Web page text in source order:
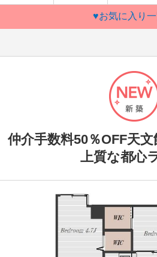
♥お気に入り
仲介手数料50％OFF天
上質な都心